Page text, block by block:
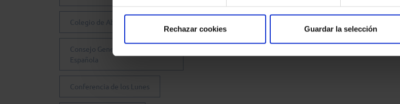
Rechazar cookies Guardar la selección
Colegio de Abogados de Madrid
Consejo General de la Abogacía
Española
Conferencia de los Lunes